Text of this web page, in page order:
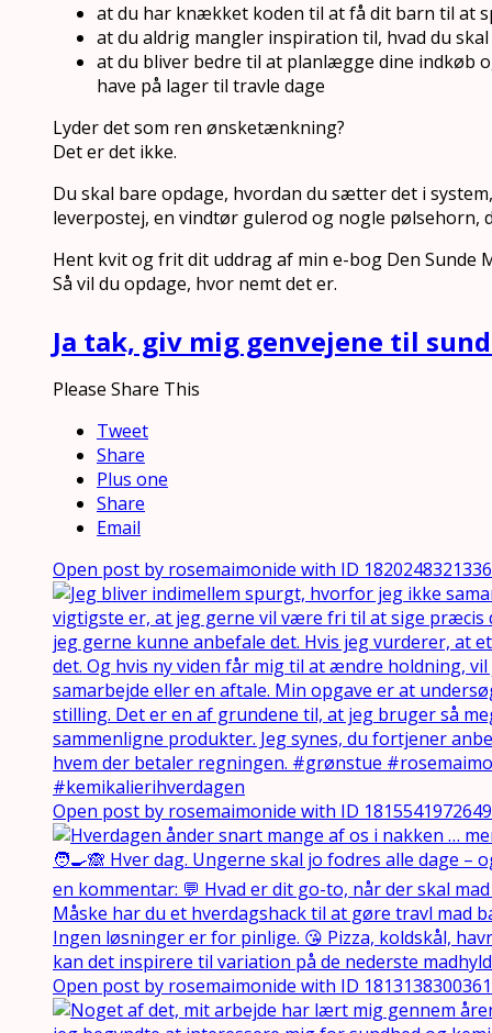
at du har knækket koden til at få dit barn til at
at du aldrig mangler inspiration til, hvad du
at du bliver bedre til at planlægge dine indkøb
have på lager til travle dage
Lyder det som ren ønsketænkning?
Det er det ikke.
Du skal bare opdage, hvordan du sætter det i
leverpostej, en vindtør gulerod og nogle pølsehorn,
Hent kvit og frit dit uddrag af min e-bog Den Sunde
Så vil du opdage, hvor nemt det er.
Ja tak, giv mig genvejene til
Please Share This
Tweet
Share
Plus one
Share
Email
Open post by rosemaimonide with ID
Open post by rosemaimonide with ID
Open post by rosemaimonide with ID